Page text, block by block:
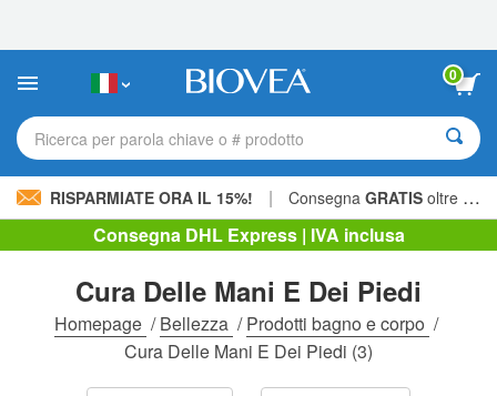
sito
include
sistema
0
Ricerca per parola chiave o # prodotto
RISPARMIATE ORA IL 15%! | Consegna GRATIS oltre 60,00 € »
Consegna DHL Express | IVA inclusa
Cura Delle Mani E Dei Piedi
Homepage /Bellezza /Prodotti bagno e corpo /
Cura Delle Mani E Dei Piedi (3)